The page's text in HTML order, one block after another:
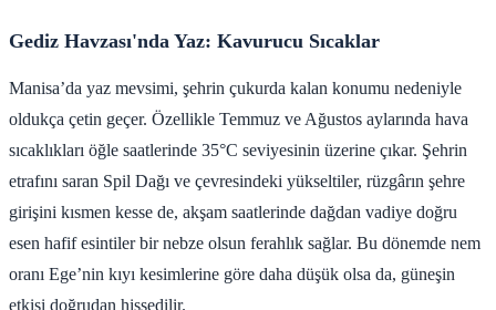
Gediz Havzası'nda Yaz: Kavurucu Sıcaklar
Manisa’da yaz mevsimi, şehrin çukurda kalan konumu nedeniyle
oldukça çetin geçer. Özellikle Temmuz ve Ağustos aylarında hava
sıcaklıkları öğle saatlerinde 35°C seviyesinin üzerine çıkar. Şehrin
etrafını saran Spil Dağı ve çevresindeki yükseltiler, rüzgârın şehre
girişini kısmen kesse de, akşam saatlerinde dağdan vadiye doğru
esen hafif esintiler bir nebze olsun ferahlık sağlar. Bu dönemde nem
oranı Ege’nin kıyı kesimlerine göre daha düşük olsa da, güneşin
etkisi doğrudan hissedilir.